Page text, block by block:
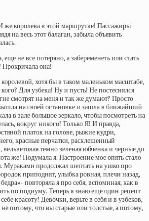
же королева в этой маршрутке! Пассажиры
на весь этот балаган, забыла объявить
не все потеряно, а забеременеть или стать
Прокричала она!
хотя бы в таком маленьком масштабе,
Для узбека! Ну и пусть! Не постеснялся
смотрят на меня и так же думают? Просто
на своей остановке и зашла в ближайший
в зале большое зеркало, чтобы посмотреть на
вокруг никого! Только Я! И правда,
платок на голове, рыжие кудри,
красные перчатки, расклешенный
темно зеленая юбченка и черные до
же! Подумала я. Настроение мое опять стало
Мураками продолжал шептать на ушко про
приподнят, улыбка ровная, плечи назад,
повторяла я про себя, вспоминая, как в
по подиуму. Теперь я знаю еще один рецепт
красоту! Девочки, верьте в себя и в узбеков,
потому, что вы старые или толстые, а потому,